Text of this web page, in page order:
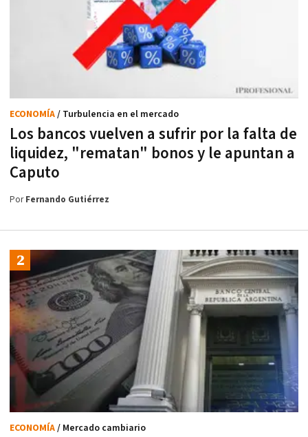
Los bancos vuelven a sufrir por la falta de
liquidez, "rematan" bonos y le apuntan a
Caputo
ECONOMÍA/ Turbulencia en el mercado
PorFernando Gutiérrez
ECONOMÍA/ Mercado cambiario